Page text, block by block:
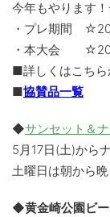
今年もやります！
・プレ期間
・本大会
■詳しくはこち
■協賛品一覧
◆サンセット＆
5月17日(土)から
土曜日は朝から
◆黄金崎公園ビー